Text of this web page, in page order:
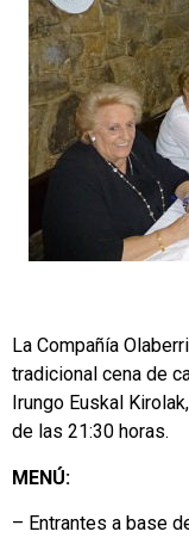
La Compañía
tradicional cena de
Irungo Euskal
de las 21:30 horas.
MENÚ:
– Entrantes a base